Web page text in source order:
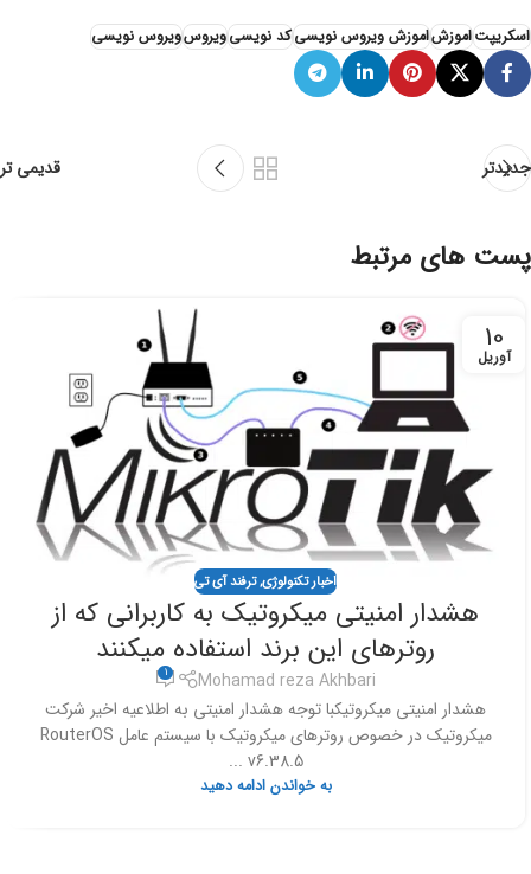
اسکریپتاموزشاموزش ویروس نویسیکد نویسیویروسویروس نویسی
جدیدتر قدیمی تر
پست های مرتبط
10
آوریل
اخبار تکنولوژی,ترفند آی تی
هشدار امنیتی میکروتیک به کاربرانی که از
روترهای این برند استفاده میکنند
Mohamad reza Akhbari
1
هشدار امنیتی میکروتیکبا توجه هشدار امنیتی به اطلاعیه اخیر شرکت
میکروتیک در خصوص روترهای میکروتیک با سیستم عامل RouterOS
v6.38.5 ...
به خواندن ادامه دهید